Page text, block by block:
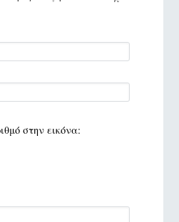
στην εικόνα: